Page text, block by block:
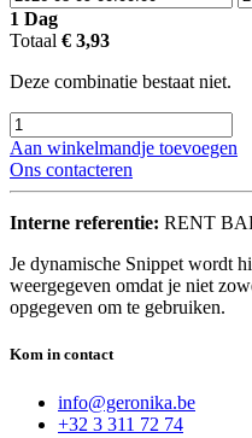
1 Dag
Totaal € 3,93
Deze combinatie bestaat niet.
Aan winkelmandje toevoegen
Ons contacteren
Interne referentie: RENT
Je dynamische Snippet wordt
weergegeven omdat je niet
opgegeven om te gebruiken.
Kom in contact
info@geronika.be
+32 3 311 72 74